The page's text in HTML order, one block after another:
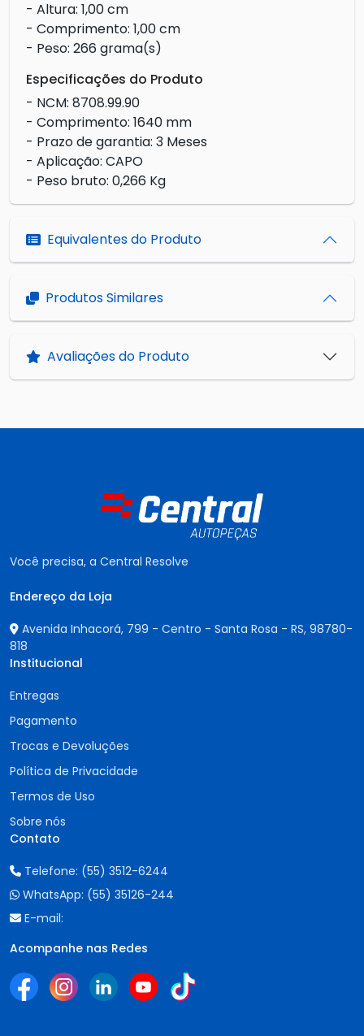
- Altura: 1,00 cm
- Comprimento: 1,00 cm
- Peso: 266 grama(s)
Especificações do Produto
- NCM: 8708.99.90
- Comprimento: 1640 mm
- Prazo de garantia: 3 Meses
- Aplicação: CAPO
- Peso bruto: 0,266 Kg
Equivalentes do Produto
Produtos Similares
Avaliações do Produto
Você precisa, a Central Resolve
Endereço da Loja
Avenida Inhacorá, 799 - Centro - Santa Rosa - RS, 98780-
818
Institucional
Entregas
Pagamento
Trocas e Devoluções
Política de Privacidade
Termos de Uso
Sobre nós
Contato
Telefone: (55) 3512-6244
WhatsApp: (55) 35126-244
E-mail:
Acompanhe nas Redes